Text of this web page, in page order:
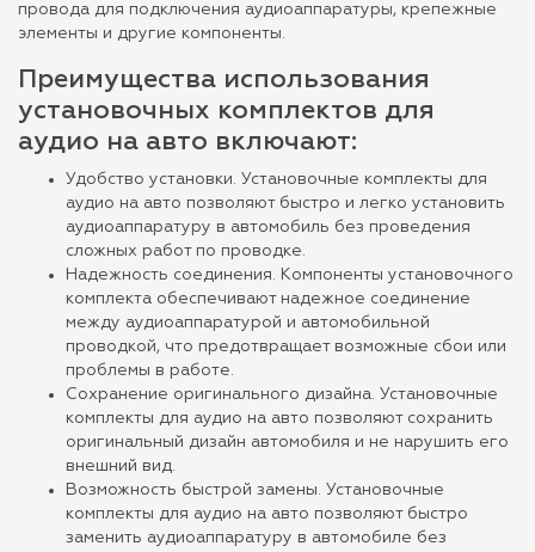
провода для подключения аудиоаппаратуры, крепежные
элементы и другие компоненты.
Преимущества использования
установочных комплектов для
аудио на авто включают:
Удобство установки. Установочные комплекты для
аудио на авто позволяют быстро и легко установить
аудиоаппаратуру в автомобиль без проведения
сложных работ по проводке.
Надежность соединения. Компоненты установочного
комплекта обеспечивают надежное соединение
между аудиоаппаратурой и автомобильной
проводкой, что предотвращает возможные сбои или
проблемы в работе.
Сохранение оригинального дизайна. Установочные
комплекты для аудио на авто позволяют сохранить
оригинальный дизайн автомобиля и не нарушить его
внешний вид.
Возможность быстрой замены. Установочные
комплекты для аудио на авто позволяют быстро
заменить аудиоаппаратуру в автомобиле без